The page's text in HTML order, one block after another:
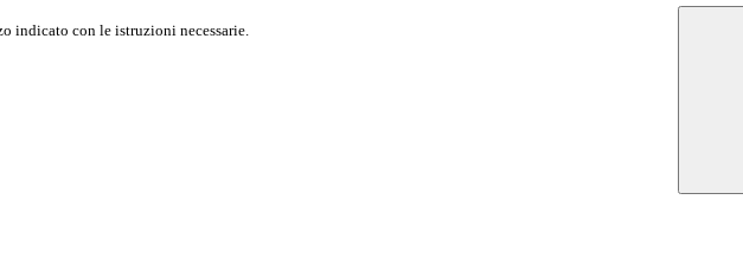
indicato con le istruzioni necessarie.